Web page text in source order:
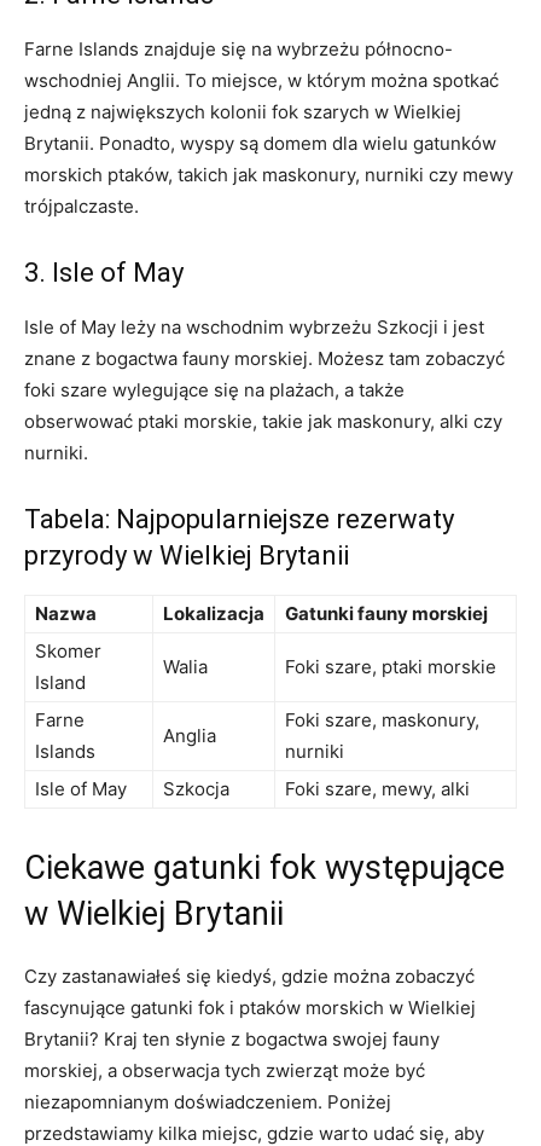
Farne‌ Islands znajduje się ⁤na wybrzeżu północno-
wschodniej Anglii. To miejsce, w‍ którym można spotkać
jedną ‌z największych kolonii fok⁢ szarych w Wielkiej
Brytanii. Ponadto, wyspy są domem ​dla wielu gatunków
morskich ptaków,​ takich jak‍ maskonury, nurniki czy mewy
trójpalczaste.
3. Isle of May
Isle⁤ of May leży na ‍wschodnim wybrzeżu Szkocji i jest
znane z bogactwa fauny morskiej. Możesz tam zobaczyć
foki szare wylegujące się na plażach, a także
obserwować ptaki‌ morskie, takie jak maskonury, alki czy
nurniki.
Tabela: Najpopularniejsze rezerwaty‌
przyrody w ​Wielkiej ⁣Brytanii
Nazwa Lokalizacja
Gatunki fauny morskiej
Skomer
Island
Walia Foki szare, ptaki morskie
Farne
Islands
Anglia
Foki szare, maskonury,
nurniki
Isle of May
Szkocja Foki szare, mewy, alki
Ciekawe gatunki fok występujące
w Wielkiej Brytanii
Czy zastanawiałeś się kiedyś, gdzie można zobaczyć‍
fascynujące gatunki fok i ptaków morskich w Wielkiej
Brytanii?⁢ Kraj ⁢ten słynie z bogactwa swojej fauny
morskiej, a obserwacja tych zwierząt może być⁣
niezapomnianym doświadczeniem. Poniżej
przedstawiamy kilka miejsc, gdzie⁣ warto udać się, aby